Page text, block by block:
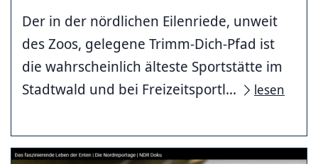
Der in der nördlichen Eilenriede, unweit
des Zoos, gelegene Trimm-Dich-Pfad ist
die wahrscheinlich älteste Sportstätte im
Stadtwald und bei Freizeitsportl...
lesen